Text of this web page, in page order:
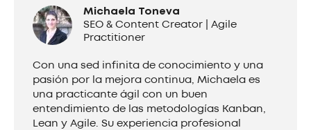
Michaela Toneva
SEO & Content Creator | Agile
Practitioner
Con una sed infinita de conocimiento y una
pasión por la mejora continua, Michaela es
una practicante ágil con un buen
entendimiento de las metodologías Kanban,
Lean y Agile. Su experiencia profesional